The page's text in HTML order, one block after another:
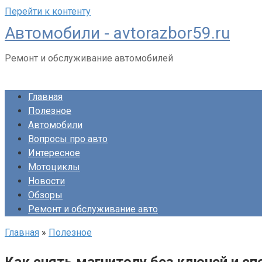
Перейти к контенту
Автомобили - avtorazbor59.ru
Ремонт и обслуживание автомобилей
Главная
Полезное
Автомобили
Вопросы про авто
Интересное
Мотоциклы
Новости
Обзоры
Ремонт и обслуживание авто
Главная » Полезное